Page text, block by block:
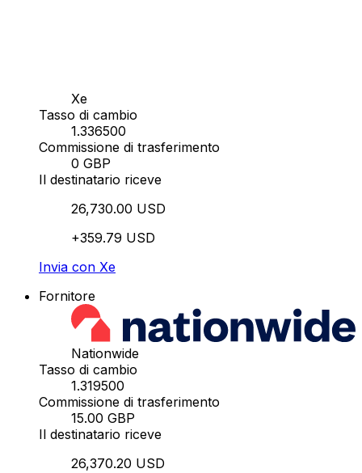
Xe
Tasso di cambio
1.336500
Commissione di trasferimento
0 GBP
Il destinatario riceve
26,730.00 USD
+359.79 USD
Invia con Xe
Fornitore
Nationwide
Tasso di cambio
1.319500
Commissione di trasferimento
15.00 GBP
Il destinatario riceve
26,370.20 USD